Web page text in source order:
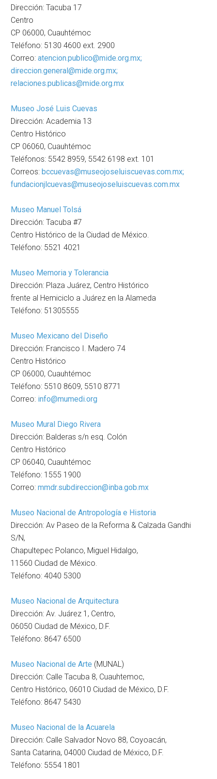
Dirección: Tacuba 17
Centro
CP 06000, Cuauhtémoc
Teléfono: 5130 4600 ext. 2900
Correo:atencion.publico@mide.org.mx;
direccion.general@mide.org.mx;
relaciones.publicas@mide.org.mx
Museo José Luis Cuevas
Dirección: Academia 13
Centro Histórico
CP 06060, Cuauhtémoc
Teléfonos: 5542 8959, 5542 6198 ext. 101
Correos:bccuevas@museojoseluiscuevas.com.mx;
fundacionjlcuevas@museojoseluiscuevas.com.mx
Museo Manuel Tolsá
Dirección: Tacuba #7
Centro Histórico de la Ciudad de México.
Teléfono: 5521 4021
Museo Memoria y Tolerancia
Dirección: Plaza Juárez, Centro Histórico
frente al Hemiciclo a Juárez en la Alameda
Teléfono: 51305555
Museo Mexicano del Diseño
Dirección: Francisco I. Madero 74
Centro Histórico
CP 06000, Cuauhtémoc
Teléfono: 5510 8609, 5510 8771
Correo: info@mumedi.org
Museo Mural Diego Rivera
Dirección: Balderas s/n esq. Colón
Centro Histórico
CP 06040, Cuauhtémoc
Teléfono: 1555 1900
Correo:mmdr.subdireccion@inba.gob.mx
Museo Nacional de Antropología e Historia
Dirección: Av Paseo de la Reforma & Calzada Gandhi
S/N,
Chapultepec Polanco, Miguel Hidalgo,
11560 Ciudad de México.
Teléfono: 4040 5300
Museo Nacional de Arquitectura
Dirección: Av. Juárez 1, Centro,
06050 Ciudad de México, D.F.
Teléfono: 8647 6500
Museo Nacional de Arte (MUNAL)
Dirección: Calle Tacuba 8, Cuauhtemoc,
Centro Histórico, 06010 Ciudad de México, D.F.
Teléfono: 8647 5430
Museo Nacional de la Acuarela
Dirección: Calle Salvador Novo 88, Coyoacán,
Santa Catarina, 04000 Ciudad de México, D.F.
Teléfono: 5554 1801